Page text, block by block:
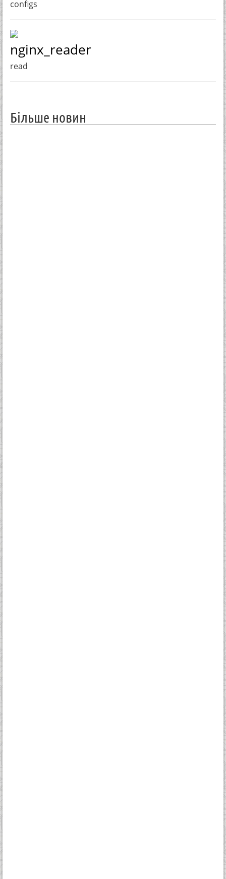
configs
nginx_reader
read
Більше новин